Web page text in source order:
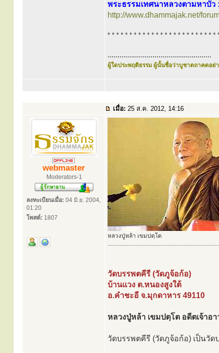
พระธรรมเทศนาหลวงตามหาบัว
http://www.dhammajak.net/
* * * * * * * * * * * * * * * * * * * * * * * * *
.....................................................
ผู้ใดประพฤติธรรม ผู้นั้นชื่อว่าบูชาตถาคตอย่า
เมื่อ: 25 ส.ค. 2012, 14:16
webmaster
Moderators-1
ลงทะเบียนเมื่อ: 04 มิ.ย. 2004,
01:20
โพสต์: 1807
หลวงปู่หล้า เขมปตฺโต
............................................................................
วัดบรรพตคีรี (วัดภูจ้อก้อ)
บ้านแวง ต.หนองสูงใต้
อ.คำชะอี จ.มุกดาหาร 49110
หลวงปู่หล้า เขมปตฺโต อดีตเจ้าอา
วัดบรรพตคีรี (วัดภูจ้อก้อ) เป็นวั